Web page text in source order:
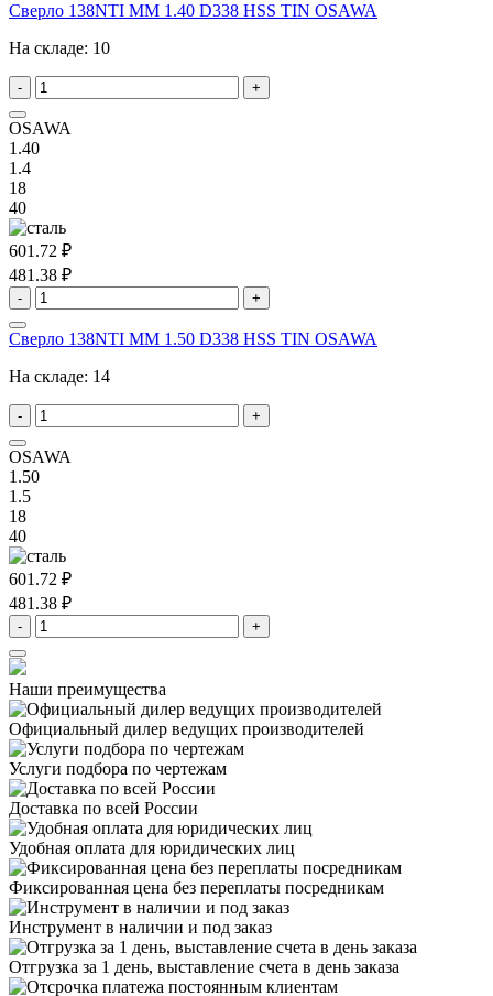
Сверло 138NTI MM 1.40 D338 HSS TIN OSAWA
На складе: 10
- +
OSAWA
1.40
1.4
18
40
601.72 ₽
481.38 ₽
- +
Сверло 138NTI MM 1.50 D338 HSS TIN OSAWA
На складе: 14
- +
OSAWA
1.50
1.5
18
40
601.72 ₽
481.38 ₽
- +
Наши преимущества
Официальный дилер ведущих производителей
Услуги подбора по чертежам
Доставка по всей России
Удобная оплата для юридических лиц
Фиксированная цена без переплаты посредникам
Инструмент в наличии и под заказ
Отгрузка за 1 день, выставление счета в день заказа